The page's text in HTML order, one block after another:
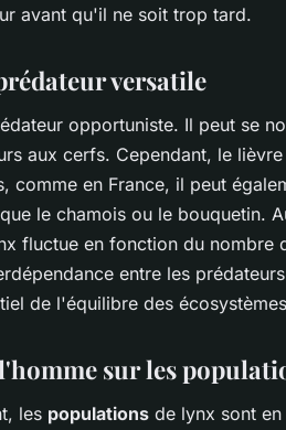
avant qu'il ne soit trop tard.
versatile
opportuniste. Il peut se
aux cerfs. Cependant, le
comme en France, il peut
le chamois ou le bouquetin.
fluctue en fonction du nombre
entre les
de l'équilibre des
sur les
les populations de lynx sont